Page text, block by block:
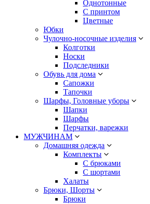
Однотонные
С принтом
Цветные
Юбки
Чулочно-носочные изделия
Колготки
Носки
Подследники
Обувь для дома
Сапожки
Тапочки
Шарфы, Головные уборы
Шапки
Шарфы
Перчатки, варежки
МУЖЧИНАМ
Домашняя одежда
Комплекты
С брюками
С шортами
Халаты
Брюки, Шорты
Брюки